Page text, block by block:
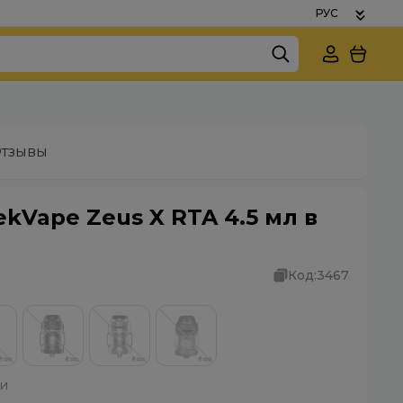
Zeus X RTA 4.5 мл в
Код:3467